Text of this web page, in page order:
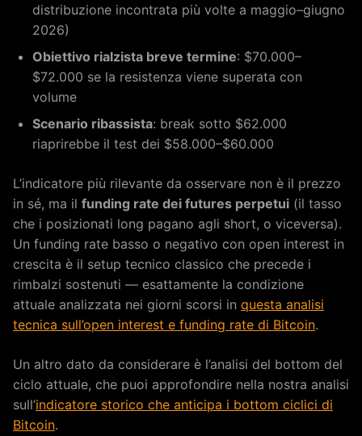
distribuzione incontrata più volte a maggio–giugno
2026)
Obiettivo rialzista breve termine: $70.000–
$72.000 se la resistenza viene superata con
volume
Scenario ribassista: break sotto $62.000
riaprirebbe il test dei $58.000–$60.000
L’indicatore più rilevante da osservare non è il prezzo
in sé, ma il funding rate dei futures perpetui (il tasso
che i posizionati long pagano agli short, o viceversa).
Un funding rate basso o negativo con open interest in
crescita è il setup tecnico classico che precede i
rimbalzi sostenuti — esattamente la condizione
attuale analizzata nei giorni scorsi in questa analisi
tecnica sull’open interest e funding rate di Bitcoin.
Un altro dato da considerare è l’analisi del bottom del
ciclo attuale, che puoi approfondire nella nostra analisi
sull’indicatore storico che anticipa i bottom ciclici di
Bitcoin.